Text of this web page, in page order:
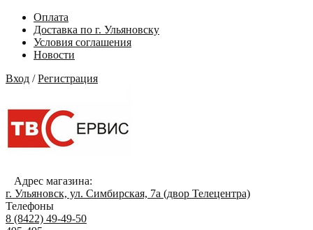
Оплата
Доставка по г. Ульяновску
Условия соглашения
Новости
Вход /Регистрация
Адрес магазина:
г. Ульяновск, ул. Симбирская, 7а (двор Телецентра)
Телефоны
8 (8422) 49-49-50